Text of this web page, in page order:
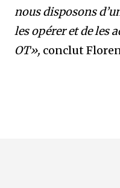
nous disposons
les opérer et de les
OT», conclut